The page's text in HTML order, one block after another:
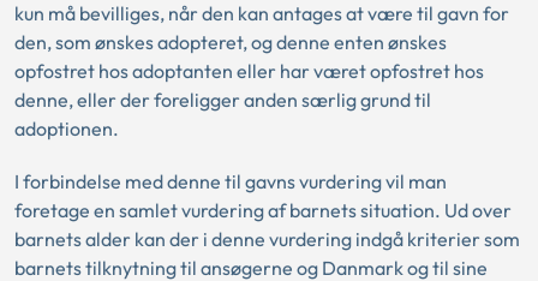
kun må bevilliges, når den kan antages at være til gavn for
den, som ønskes adopteret, og denne enten ønskes
opfostret hos adoptanten eller har været opfostret hos
denne, eller der foreligger anden særlig grund til
adoptionen.
I forbindelse med denne til gavns vurdering vil man
foretage en samlet vurdering af barnets situation. Ud over
barnets alder kan der i denne vurdering indgå kriterier som
barnets tilknytning til ansøgerne og Danmark og til sine